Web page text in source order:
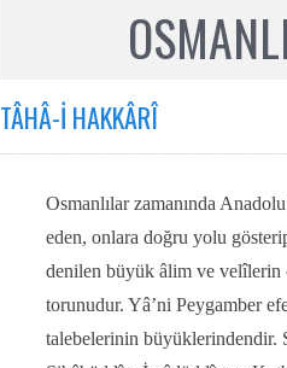
TÂHÂ-İ HAKKÂRÎ
Osmanlılar zamanında
eden, onlara doğru yolu
denilen büyük âlim ve
torunudur. Yâ’ni Peygamber
talebelerinin büyüklerindendir.